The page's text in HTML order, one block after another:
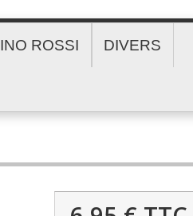
ROSSI DIVERS